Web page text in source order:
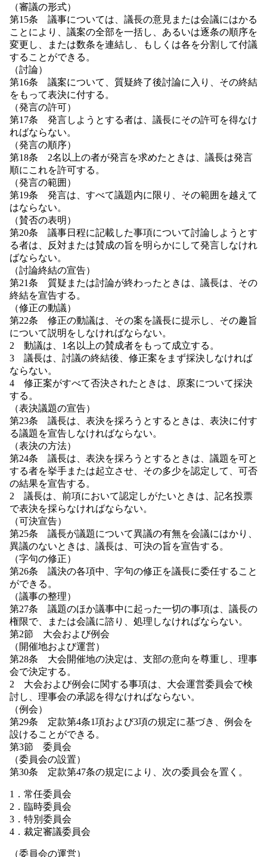
（審議の形式）
第15条 議事については、議長の意見または会議にはかる
ことにより、議案の全部を一括し、あるいは逐条の順序を
変更し、または数条を連結し、もしくは各を分割して付議
することができる。
（討論）
第16条 議案について、質疑終了後討論に入り、その終結
をもって表決に付する。
（発言の許可）
第17条 発言しようとする者は、議長にその許可を得なけ
ればならない。
（発言の順序）
第18条 2名以上の者が発言を求めたときは、議長は発言
順にこれを許可する。
（発言の範囲）
第19条 発言は、すべて議題内に限り、その範囲を越えて
はならない。
（賛否の表明）
第20条 議事日程に記載した事項について討論しようとす
る者は、反対または賛成の旨を明らかにして発言しなけれ
ばならない。
（討論終結の宣告）
第21条 質疑または討論が終わったときは、議長は、その
終結を宣告する。
（修正の動議）
第22条 修正の動議は、その案を議長に提示し、その趣旨
について説明をしなければならない。
2 動議は、1名以上の賛成者をもって成立する。
3 議長は、討議の終結後、修正案をまず採決しなければ
ならない。
4 修正案がすべて否決されたときは、原案について採決
する。
（表決議題の宣告）
第23条 議長は、表決を採ろうとするときは、表決に付す
る議題を宣告しなければならない。
（表決の方法）
第24条 議長は、表決を採ろうとするときは、議題を可と
する者を挙手または起立させ、その多少を認定して、可否
の結果を宣告する。
2 議長は、前項において認定しがたいときは、記名投票
で表決を採らなければならない。
（可決宣告）
第25条 議長が議題について異議の有無を会議にはかり、
異議のないときは、議長は、可決の旨を宣告する。
（字句の修正）
第26条 議決の各項中、字句の修正を議長に委任すること
ができる。
（議事の整理）
第27条 議題のほか議事中に起った一切の事項は、議長の
権限で、または会議に諮り、処理しなければならない。
第2節 大会および例会
（開催地および運営）
第28条 大会開催地の決定は、支部の意向を尊重し、理事
会で決定する。
2 大会および例会に関する事項は、大会運営委員会で検
討し、理事会の承認を得なければならない。
（例会）
第29条 定款第4条1項および3項の規定に基づき、例会を
設けることができる。
第3節 委員会
（委員会の設置）
第30条 定款第47条の規定により、次の委員会を置く。
1．常任委員会
2．臨時委員会
3．特別委員会
4．裁定審議委員会
（委員会の運営）